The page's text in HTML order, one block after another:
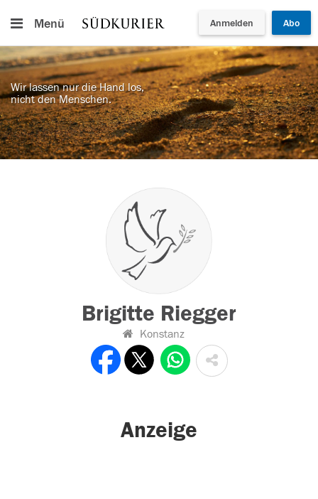
Menü Anmelden Abo
Wir lassen nur die Hand los,
nicht den Menschen.
Brigitte Riegger
Konstanz
Anzeige